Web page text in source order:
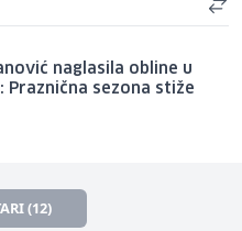
naglasila obline u
Praznična sezona stiže
(12)